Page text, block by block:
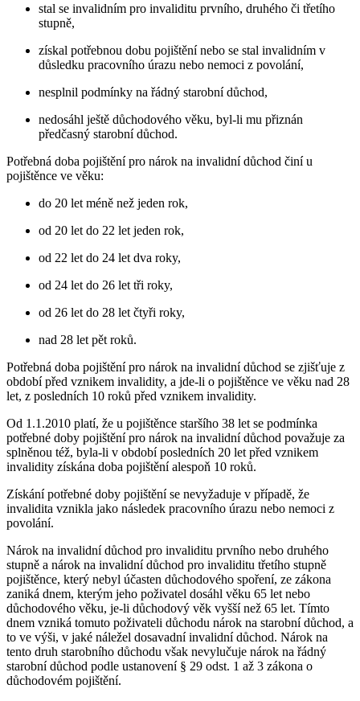
stal se invalidním pro invaliditu prvního, druhého či třetího
stupně,
získal potřebnou dobu pojištění nebo se stal invalidním v
důsledku pracovního úrazu nebo nemoci z povolání,
nesplnil podmínky na řádný starobní důchod,
nedosáhl ještě důchodového věku, byl-li mu přiznán
předčasný starobní důchod.
Potřebná doba pojištění pro nárok na invalidní důchod činí u
pojištěnce ve věku:
do 20 let méně než jeden rok,
od 20 let do 22 let jeden rok,
od 22 let do 24 let dva roky,
od 24 let do 26 let tři roky,
od 26 let do 28 let čtyři roky,
nad 28 let pět roků.
Potřebná doba pojištění pro nárok na invalidní důchod se zjišťuje z
období před vznikem invalidity, a jde-li o pojištěnce ve věku nad 28
let, z posledních 10 roků před vznikem invalidity.
Od 1.1.2010 platí, že u pojištěnce staršího 38 let se podmínka
potřebné doby pojištění pro nárok na invalidní důchod považuje za
splněnou též, byla-li v období posledních 20 let před vznikem
invalidity získána doba pojištění alespoň 10 roků.
Získání potřebné doby pojištění se nevyžaduje v případě, že
invalidita vznikla jako následek pracovního úrazu nebo nemoci z
povolání.
Nárok na invalidní důchod pro invaliditu prvního nebo druhého
stupně a nárok na invalidní důchod pro invaliditu třetího stupně
pojištěnce, který nebyl účasten důchodového spoření, ze zákona
zaniká dnem, kterým jeho poživatel dosáhl věku 65 let nebo
důchodového věku, je-li důchodový věk vyšší než 65 let. Tímto
dnem vzniká tomuto poživateli důchodu nárok na starobní důchod, a
to ve výši, v jaké náležel dosavadní invalidní důchod. Nárok na
tento druh starobního důchodu však nevylučuje nárok na řádný
starobní důchod podle ustanovení § 29 odst. 1 až 3 zákona o
důchodovém pojištění.